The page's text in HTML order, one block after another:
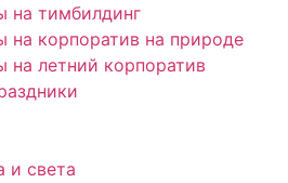
на тимбилдинг
на корпоратив на природе
на летний корпоратив
и света